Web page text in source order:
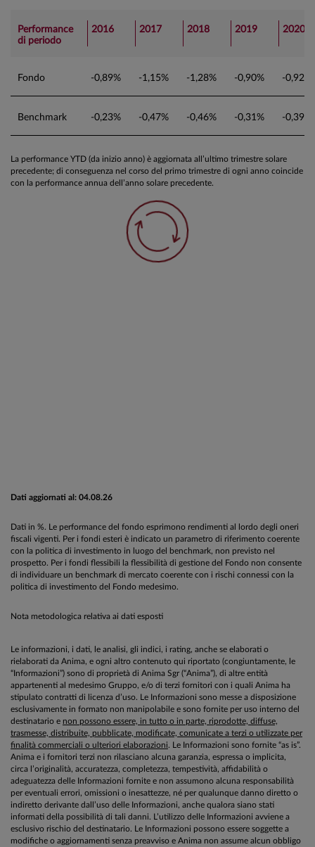
Performance
di periodo
2016 2017 2018 2019 2020
Fondo -0,89% -1,15% -1,28% -0,90% -0,92%
Benchmark -0,23% -0,47% -0,46% -0,31% -0,39%
La performance YTD (da inizio anno) è aggiornata all’ultimo trimestre solare
precedente; di conseguenza nel corso del primo trimestre di ogni anno coincide
con la performance annua dell’anno solare precedente.
Dati aggiornati al: 04.08.26
Dati in %. Le performance del fondo esprimono rendimenti al lordo degli oneri
fiscali vigenti. Per i fondi esteri è indicato un parametro di riferimento coerente
con la politica di investimento in luogo del benchmark, non previsto nel
prospetto. Per i fondi flessibili la flessibilità di gestione del Fondo non consente
di individuare un benchmark di mercato coerente con i rischi connessi con la
politica di investimento del Fondo medesimo.
Nota metodologica relativa ai dati esposti
Le informazioni, i dati, le analisi, gli indici, i rating, anche se elaborati o
rielaborati da Anima, e ogni altro contenuto qui riportato (congiuntamente, le
“Informazioni”) sono di proprietà di Anima Sgr (“Anima”), di altre entità
appartenenti al medesimo Gruppo, e/o di terzi fornitori con i quali Anima ha
stipulato contratti di licenza d’uso. Le Informazioni sono messe a disposizione
esclusivamente in formato non manipolabile e sono fornite per uso interno del
destinatario e non possono essere, in tutto o in parte, riprodotte, diffuse,
trasmesse, distribuite, pubblicate, modificate, comunicate a terzi o utilizzate per
finalità commerciali o ulteriori elaborazioni. Le Informazioni sono fornite “as is”.
Anima e i fornitori terzi non rilasciano alcuna garanzia, espressa o implicita,
circa l’originalità, accuratezza, completezza, tempestività, affidabilità o
adeguatezza delle Informazioni fornite e non assumono alcuna responsabilità
per eventuali errori, omissioni o inesattezze, né per qualunque danno diretto o
indiretto derivante dall’uso delle Informazioni, anche qualora siano stati
informati della possibilità di tali danni. L’utilizzo delle Informazioni avviene a
esclusivo rischio del destinatario. Le Informazioni possono essere soggette a
modifiche o aggiornamenti senza preavviso e Anima non assume alcun obbligo